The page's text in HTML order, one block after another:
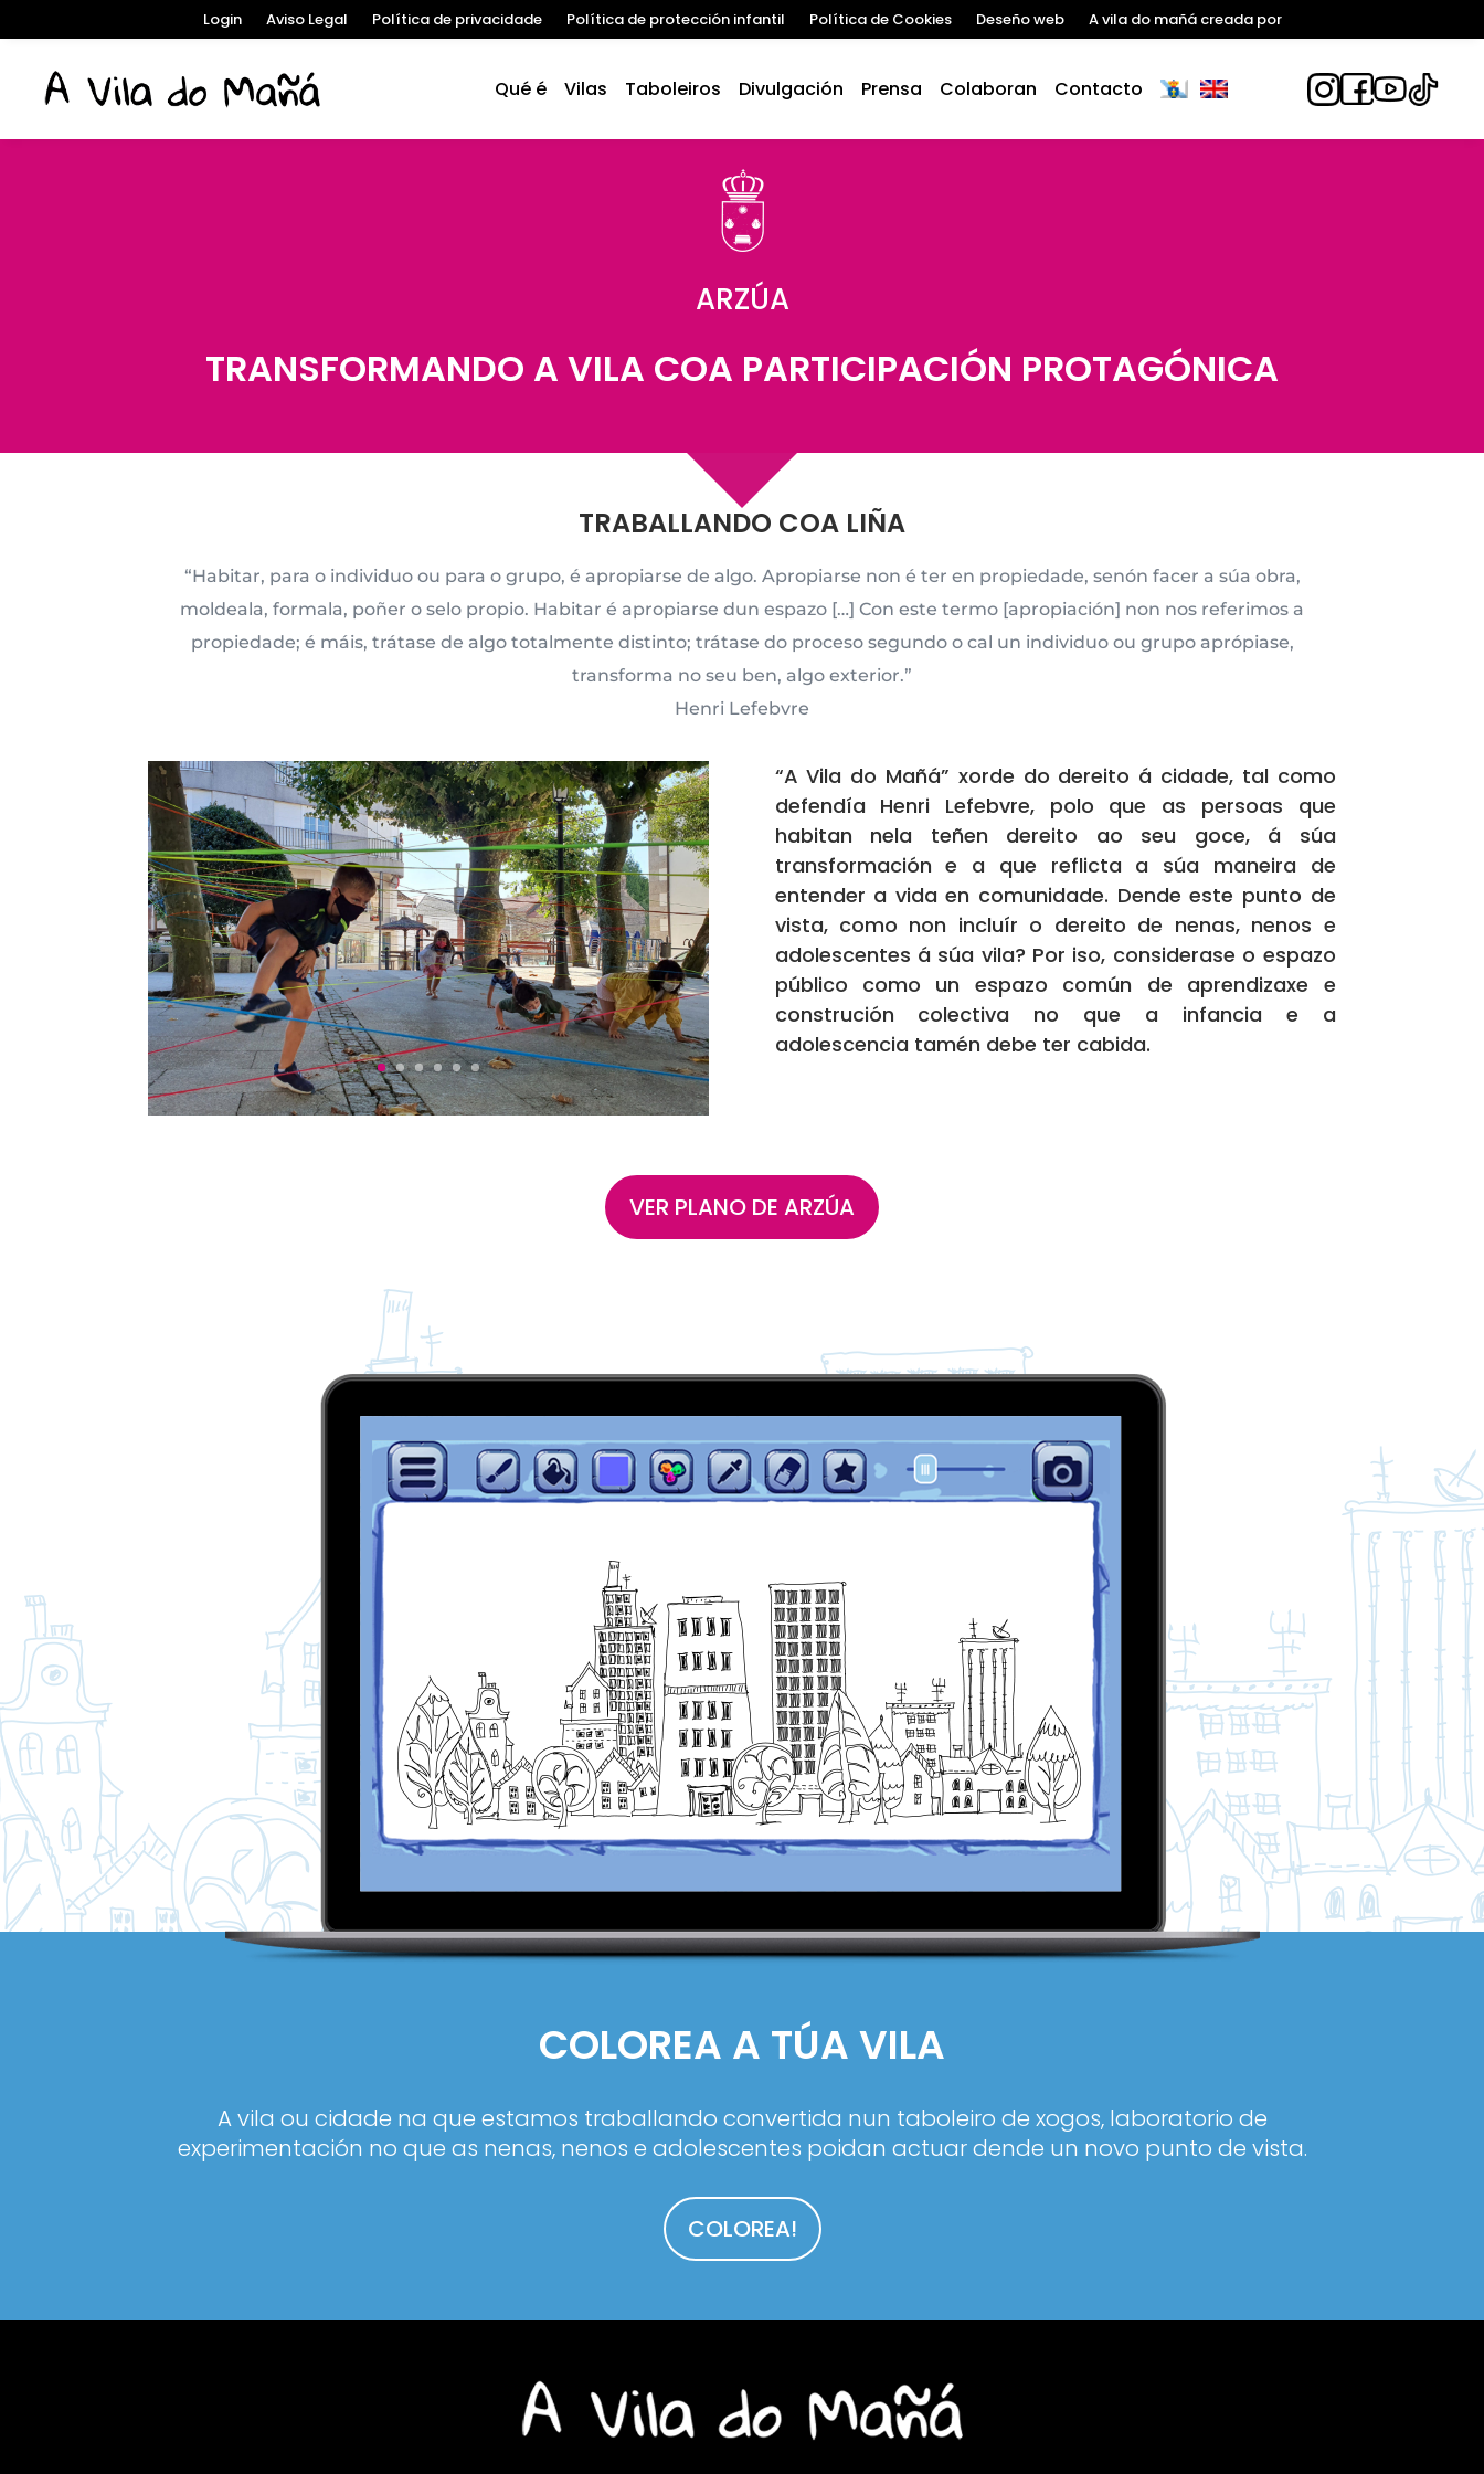
Login Aviso Legal Política de privacidade Política de protección infantil Política de Cookies Deseño web A vila do mañá creada por
Qué é Vilas Taboleiros Divulgación Prensa Colaboran Contacto
ARZÚA
TRANSFORMANDO A VILA COA PARTICIPACIÓN PROTAGÓNICA
TRABALLANDO COA LIÑA
“Habitar, para o individuo ou para o grupo, é apropiarse de algo. Apropiarse non é ter en propiedade, senón facer a súa obra,
moldeala, formala, poñer o selo propio. Habitar é apropiarse dun espazo […] Con este termo [apropiación] non nos referimos a
propiedade; é máis, trátase de algo totalmente distinto; trátase do proceso segundo o cal un individuo ou grupo aprópiase,
transforma no seu ben, algo exterior.”
Henri Lefebvre
“A Vila do Mañá” xorde do dereito á cidade, tal como
defendía Henri Lefebvre, polo que as persoas que
habitan nela teñen dereito ao seu goce, á súa
transformación e a que reflicta a súa maneira de
entender a vida en comunidade. Dende este punto de
vista, como non incluír o dereito de nenas, nenos e
adolescentes á súa vila? Por iso, considerase o espazo
público como un espazo común de aprendizaxe e
construción colectiva no que a infancia e a
adolescencia tamén debe ter cabida.
VER PLANO DE ARZÚA
COLOREA A TÚA VILA
A vila ou cidade na que estamos traballando convertida nun taboleiro de xogos, laboratorio de
experimentación no que as nenas, nenos e adolescentes poidan actuar dende un novo punto de vista.
COLOREA!